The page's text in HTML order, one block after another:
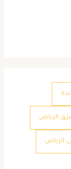
الرياض
الرياض